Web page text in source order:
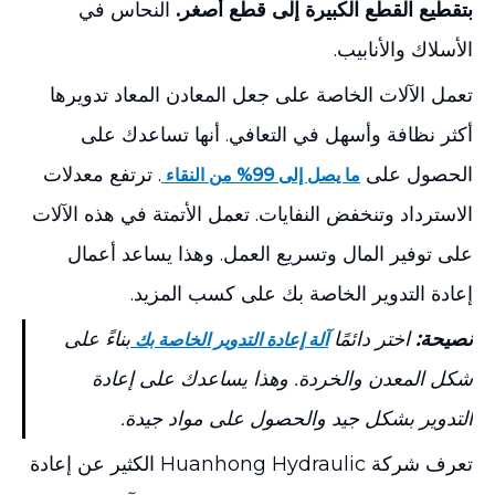
بتقطيع القطع الكبيرة إلى قطع أصغر. النحاس في
الأسلاك والأنابيب.
تعمل الآلات الخاصة على جعل المعادن المعاد تدويرها
أكثر نظافة وأسهل في التعافي. أنها تساعدك على
الحصول على ما يصل إلى 99% من النقاء
. ترتفع معدلات
الاسترداد وتنخفض النفايات. تعمل الأتمتة في هذه الآلات
على توفير المال وتسريع العمل. وهذا يساعد أعمال
إعادة التدوير الخاصة بك على كسب المزيد.
نصيحة:اختر دائمًاآلة إعادة التدوير الخاصة بك بناءً على
شكل المعدن والخردة. وهذا يساعدك على إعادة
التدوير بشكل جيد والحصول على مواد جيدة.
تعرف شركة Huanhong Hydraulic الكثير عن إعادة